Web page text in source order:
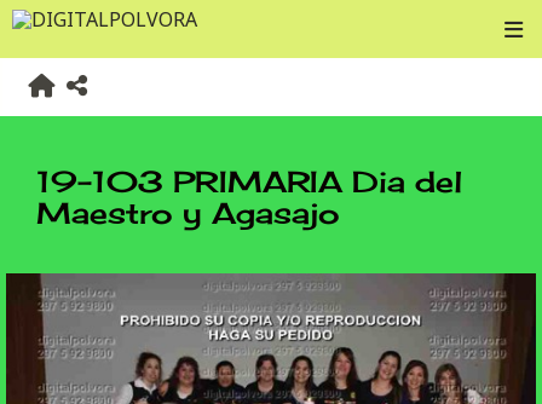
19-103 PRIMARIA Dia del
Maestro y Agasajo